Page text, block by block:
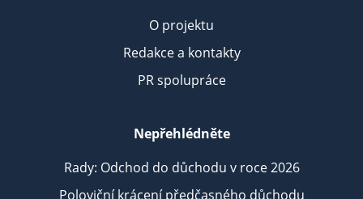
O projektu
Redakce a kontakty
PR spolupráce
Nepřehlédněte
Rady: Odchod do důchodu v roce 2026
Poloviční krácení předčasného důchodu